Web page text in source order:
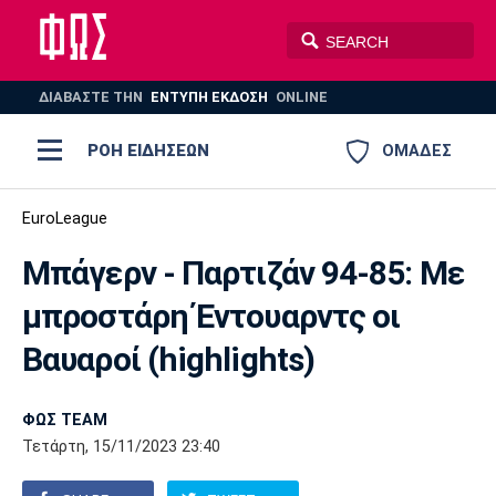
ΔΙΑΒΑΣΤΕ THN ΕΝΤΥΠΗ ΕΚΔΟΣΗ ONLINE
ΟΜΑΔΕΣ
ΡΟΗ ΕΙΔΗΣΕΩΝ
ΠΟΔΟΣΦΑΙΡΟ
ΒΟΛΕΪ ΣΠΟΡ
AUTO-MOTO PLUS
Ποδόσφαιρο
Super League 1
Super League 2
Γ Εθνική
Ελλάδα
Μπάσκετ
Ελλάδα
Εθνική
EuroLeague
Ολυμπιακοί Αγώνες
Βόλεϊ
Πόλο
Ολυμπιακός ΑΕΚ ΠΑΟΚ
Παναθηναϊκός Ατρόμητος
EuroLeague
Μπάγερν - Παρτιζάν 94-85: Με
μπροστάρη Έντουαρντς οι
Βαυαροί (highlights)
ΦΩΣ TEAM
Τετάρτη, 15/11/2023 23:40